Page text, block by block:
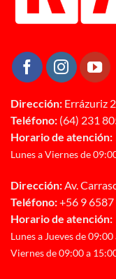
Dirección: Errázuriz
Teléfono: (64) 231
Horario de atención:
Lunes a Viernes de
Dirección: Av.
Teléfono:+56 9
Horario de atención:
Lunes a Jueves de
Viernes de 09:00 a